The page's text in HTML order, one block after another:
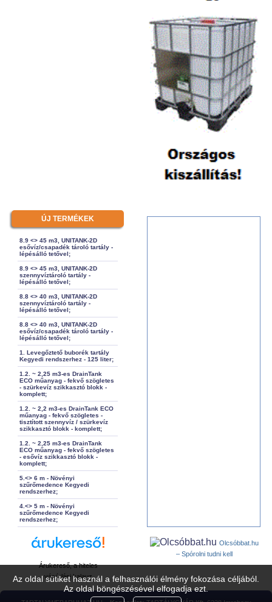
Az oldal sütiket használ a felhasználói élmény fokozása céljából.
Az oldal böngészésével elfogadja ezt.
ÚJ TERMÉKEK
8.9 <> 45 m3, UNITANK-2D
esővíz/csapadék tároló tartály -
lépésálló tetővel;
8.9 <> 45 m3, UNITANK-2D
szennyvíztároló tartály -
lépésálló tetővel;
8.8 <> 40 m3, UNITANK-2D
szennyvíztároló tartály -
lépésálló tetővel;
8.8 <> 40 m3, UNITANK-2D
esővíz/csapadék tároló tartály -
lépésálló tetővel;
1. Levegőztető buborék tartály
Kegyedi rendszerhez - 125 liter;
1.2. ~ 2,25 m3-es DrainTank
ECO műanyag - fekvő szögletes
- szürkevíz szikkasztó blokk -
komplett;
1.2. ~ 2,2 m3-es DrainTank ECO
műanyag - fekvő szögletes -
tisztított szennyvíz / szürkevíz
szikkasztó blokk - komplett;
1.2. ~ 2,25 m3-es DrainTank
ECO műanyag - fekvő szögletes
- esővíz szikkasztó blokk -
komplett;
5.<> 6 m - Növényi
szűrőmedence Kegyedi
rendszerhez;
4.<> 5 m - Növényi
szűrőmedence Kegyedi
rendszerhez;
Árukereső, a hiteles
vásárlási kalauz
Olcsóbbat.hu
– Spórolni tudni kell